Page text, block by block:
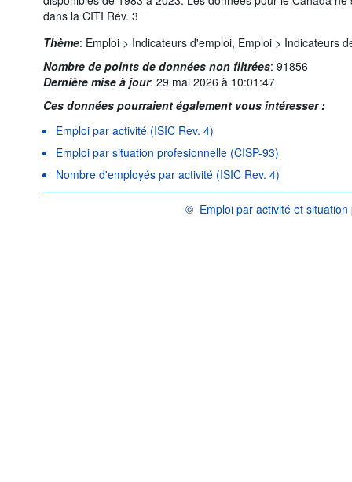
dans la CITI Rév. 3
Thème: Emploi > Indicateurs d'emploi, Emploi > Indicateurs
Nombre de points de données non filtrées: 91856
Dernière mise à jour: 29 mai 2026 à 10:01:47
Ces données pourraient également vous intéresser :
Emploi par activité (ISIC Rev. 4)
Emploi par situation profesionnelle (CISP-93)
Nombre d'employés par activité (ISIC Rev. 4)
© Emploi par activité et